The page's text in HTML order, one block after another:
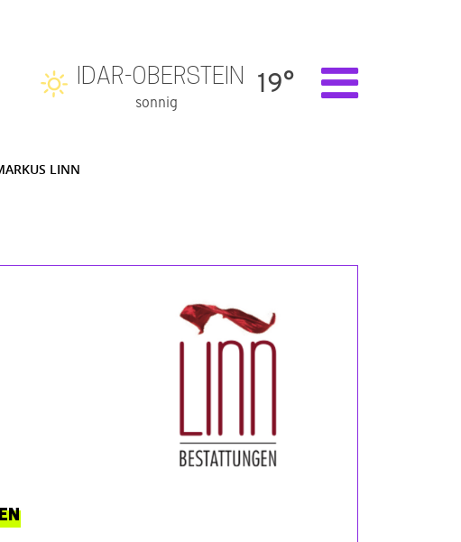
IDAR-OBERSTEIN
sonnig
19°
LINN